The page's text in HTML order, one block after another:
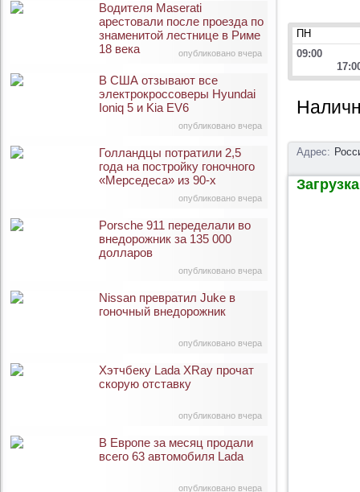
опубликовано вчера
Водителя Maserati
арестовали после проезда по
знаменитой лестнице в Риме
18 века
опубликовано вчера
В США отзывают все
электрокроссоверы Hyundai
Ioniq 5 и Kia EV6
опубликовано вчера
Голландцы потратили 2,5
года на постройку гоночного
«Мерседеса» из 90-х
опубликовано вчера
Porsche 911 переделали во
внедорожник за 135 000
долларов
опубликовано вчера
Nissan превратил Juke в
гоночный внедорожник
опубликовано вчера
Хэтчбеку Lada XRay прочат
скорую отставку
опубликовано вчера
В Европе за месяц продали
всего 63 автомобиля Lada
ПН
09:00
Адрес: